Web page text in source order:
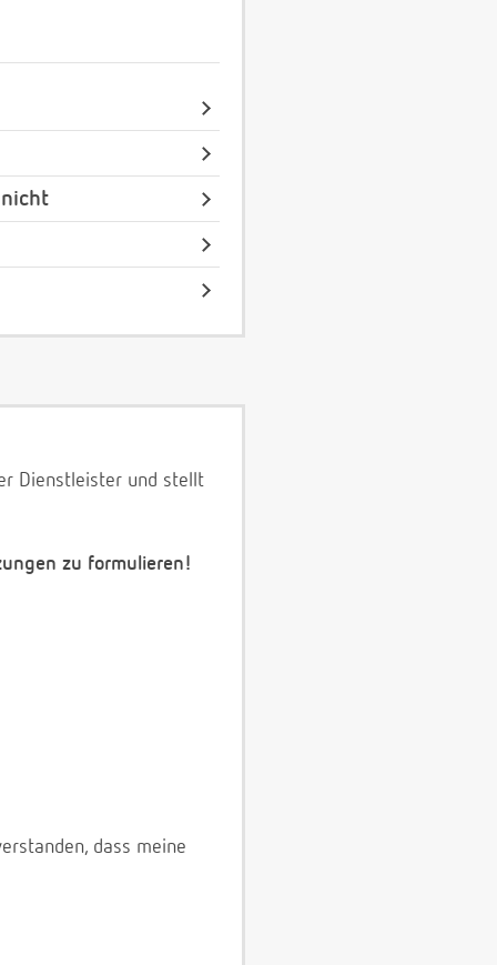
Dienstleister und stellt
zu formulieren!
dass meine